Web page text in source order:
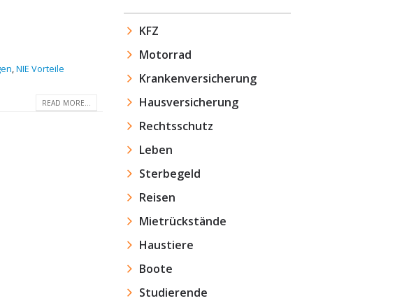
,NIE Vorteile
READ MORE...
KFZ
Motorrad
Krankenversicherung
Hausversicherung
Rechtsschutz
Leben
Sterbegeld
Reisen
Mietrückstände
Haustiere
Boote
Studierende